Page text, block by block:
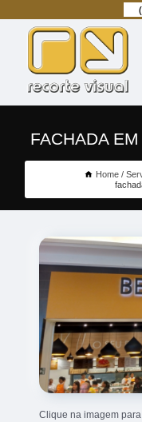
FACHADA
Home
Clique na imagem